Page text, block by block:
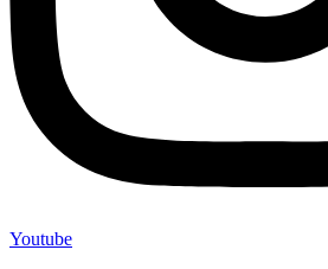
Youtube